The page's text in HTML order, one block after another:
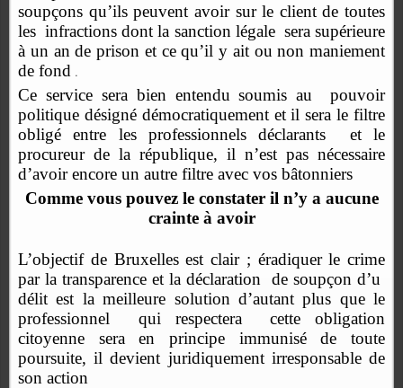
soupçons qu’ils peuvent avoir sur le client de toutes
les infractions dont la sanction légale sera supérieure
à un an de prison et ce qu’il y ait ou non maniement
de fond .
Ce service sera bien entendu soumis au
pouvoir
politique désigné démocratiquement et il sera le filtre
obligé entre les professionnels déclarants
et le
procureur de la république, il n’est pas nécessaire
d’avoir encore un autre filtre avec vos bâtonniers
Comme vous pouvez le constater il n’y a aucune
crainte à avoir
L’objectif de Bruxelles est clair ; éradiquer le crime
par la transparence et la déclaration
de soupçon d’u
délit est la meilleure solution d’autant plus que le
professionnel
qui respectera
cette obligation
citoyenne sera en principe immunisé de toute
poursuite, il devient juridiquement irresponsable de
son action